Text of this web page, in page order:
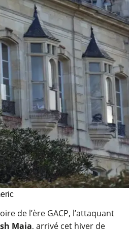
de l’ère GACP, l’attaquant
Maja, arrivé cet hiver de